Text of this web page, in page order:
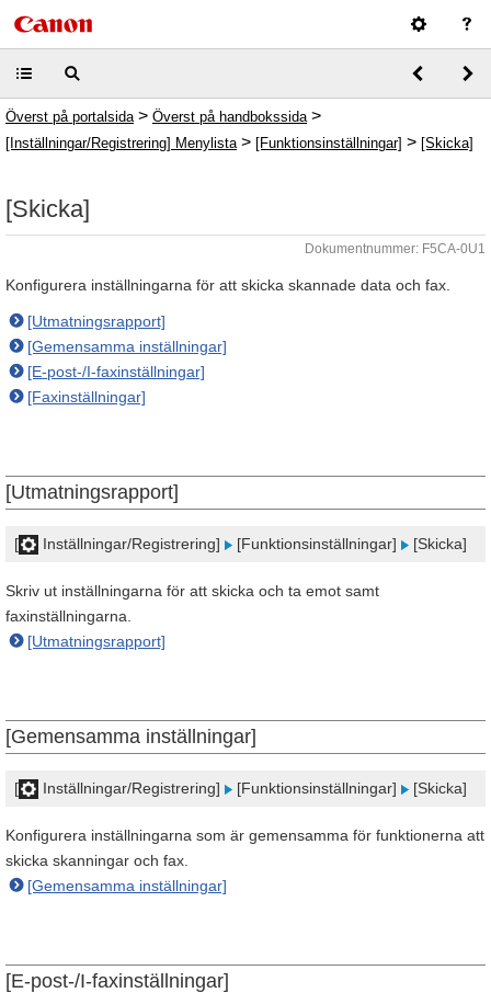
Överst på portalsida > Överst på handbokssida >
[Inställningar/Registrering] Menylista > [Funktionsinställningar] > [Skicka]
[Skicka]
Dokumentnummer: F5CA-0U1
Konfigurera inställningarna för att skicka skannade data och fax.
[Utmatningsrapport]
[Gemensamma inställningar]
[E-post-/I-faxinställningar]
[Faxinställningar]
[Utmatningsrapport]
[ Inställningar/Registrering] [Funktionsinställningar] [Skicka]
Skriv ut inställningarna för att skicka och ta emot samt
faxinställningarna.
[Utmatningsrapport]
[Gemensamma inställningar]
[ Inställningar/Registrering] [Funktionsinställningar] [Skicka]
Konfigurera inställningarna som är gemensamma för funktionerna att
skicka skanningar och fax.
[Gemensamma inställningar]
[E-post-/I-faxinställningar]